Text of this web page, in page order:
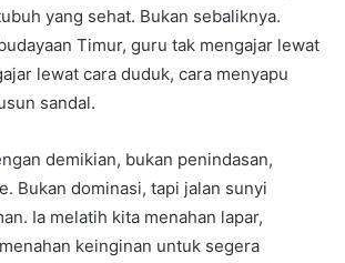
yang sehat. Bukan sebaliknya.
Timur, guru tak mengajar lewat
lewat cara duduk, cara menyapu
sandal.
demikian, bukan penindasan,
Bukan dominasi, tapi jalan sunyi
Ia melatih kita menahan lapar,
keinginan untuk segera